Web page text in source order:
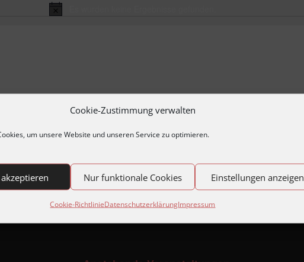
Cookie-Zustimmung verwalten
um unsere Website und unseren Service zu optimieren.
Nur funktionale Cookies Einstellungen anzeigen
Cookie-RichtlinieDatenschutzerklärungImpressum